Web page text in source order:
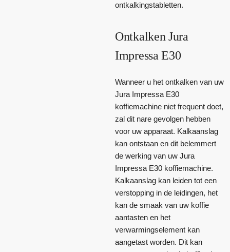
ontkalkingstabletten.
Ontkalken Jura
Impressa E30
Wanneer u het ontkalken van uw
Jura Impressa E30
koffiemachine niet frequent doet,
zal dit nare gevolgen hebben
voor uw apparaat. Kalkaanslag
kan ontstaan en dit belemmert
de werking van uw Jura
Impressa E30 koffiemachine.
Kalkaanslag kan leiden tot een
verstopping in de leidingen, het
kan de smaak van uw koffie
aantasten en het
verwarmingselement kan
aangetast worden. Dit kan